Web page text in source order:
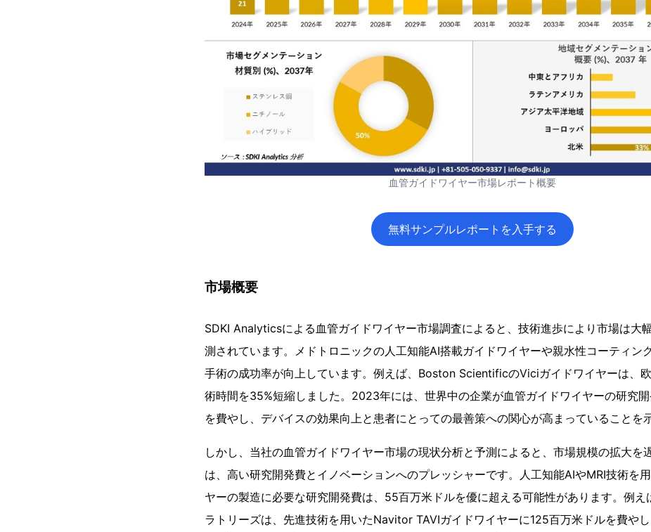
血管ガイドワイヤー市場レポート概要
無料サンプルレポートを入手する
市場概要
SDKI Analyticsによる血管ガイドワイヤー市場調査によると、技術進歩により市場は大
測されています。メドトロニックの人工知能AI搭載ガイドワイヤーや親水性コーティン
手術の成功率が向上しています。例えば、Boston ScientificのViciガイドワイヤーは、
術時間を35%短縮しました。2023年には、世界中の企業が血管ガイドワイヤーの研究
を費やし、デバイスの効果向上と患者にとっての最善策への関心が高まっていることを
しかし、当社の血管ガイドワイヤー市場の現状分析と予測によると、市場規模の拡大を
は、高い研究開発費とイノベーションへのプレッシャーです。人工知能AIやMRI技術を
ヤーの製造に必要な研究開発費は、55百万米ドルを優に超える可能性があります。例え
ラトリーズは、先進技術を用いたNavitor TAVIガイドワイヤーに125百万米ドルを費や